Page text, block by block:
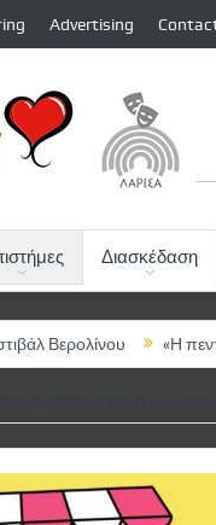
Advertising
Διασκέδαση
«Η πεντάμορφη και